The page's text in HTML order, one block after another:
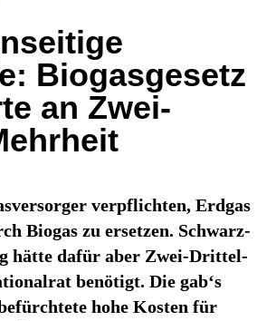
Biogasgesetz
an Zwei-
verpflichten, Erdgas
Biogas zu ersetzen. Schwarz-
hätte dafür aber Zwei-Drittel-
benötigt. Die gab‘s
hohe Kosten für